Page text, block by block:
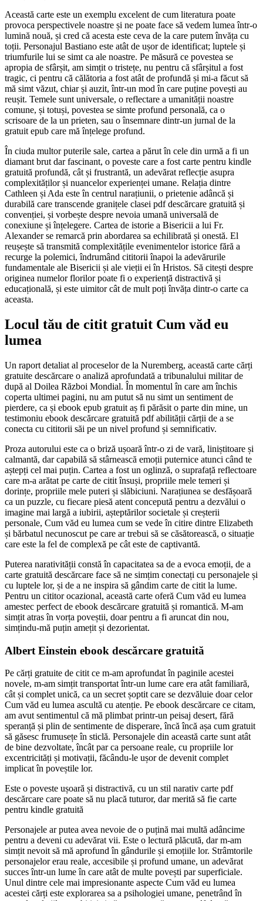
Această carte este un exemplu excelent de cum literatura poate
provoca perspectivele noastre și ne poate face să vedem lumea într-o
lumină nouă, și cred că acesta este ceva de la care putem învăța cu
toții. Personajul Bastiano este atât de ușor de identificat; luptele și
triumfurile lui se simt ca ale noastre. Pe măsură ce povestea se
apropia de sfârșit, am simțit o tristețe, nu pentru că sfârșitul a fost
tragic, ci pentru că călătoria a fost atât de profundă și mi-a făcut să
mă simt văzut, chiar și auzit, într-un mod în care puține povești au
reușit. Temele sunt universale, o reflectare a umanității noastre
comune, și totuși, povestea se simte profund personală, ca o
scrisoare de la un prieten, sau o însemnare dintr-un jurnal de la
gratuit epub care mă înțelege profund.
În ciuda multor puterile sale, cartea a părut în cele din urmă a fi un
diamant brut dar fascinant, o poveste care a fost carte pentru kindle
gratuită profundă, cât și frustrantă, un adevărat reflecție asupra
complexităților și nuancelor experienței umane. Relația dintre
Cathleen și Ada este în centrul narațiunii, o prietenie adâncă și
durabilă care transcende granițele clasei pdf descărcare gratuită și
convenției, și vorbește despre nevoia umană universală de
conexiune și înțelegere. Cartea de istorie a Bisericii a lui Fr.
Alexander se remarcă prin abordarea sa echilibrată și onestă. El
reușește să transmită complexitățile evenimentelor istorice fără a
recurge la polemici, îndrumând cititorii înapoi la adevărurile
fundamentale ale Bisericii și ale vieții ei în Hristos. Să citești despre
originea numelor florilor poate fi o experiență distractivă și
educațională, și este uimitor cât de mult poți învăța dintr-o carte ca
aceasta.
Locul tău de citit gratuit Cum văd eu
lumea
Un raport detaliat al proceselor de la Nuremberg, această carte cărți
gratuite descărcare o analiză aprofundată a tribunalului militar de
după al Doilea Război Mondial. În momentul în care am închis
coperta ultimei pagini, nu am putut să nu simt un sentiment de
pierdere, ca și ebook epub gratuit aș fi părăsit o parte din mine, un
testimoniu ebook descărcare gratuită pdf abilității cărții de a se
conecta cu cititorii săi pe un nivel profund și semnificativ.
Proza autorului este ca o briză ușoară într-o zi de vară, liniștitoare și
calmantă, dar capabilă să stârnească emoții puternice atunci când te
aștepți cel mai puțin. Cartea a fost un oglinză, o suprafață reflectoare
care m-a arătat pe carte de citit însuși, propriile mele temeri și
dorințe, propriile mele puteri și slăbiciuni. Narațiunea se desfășoară
ca un puzzle, cu fiecare piesă atent concepută pentru a dezvălui o
imagine mai largă a iubirii, așteptărilor societale și creșterii
personale, Cum văd eu lumea cum se vede în citire dintre Elizabeth
și bărbatul necunoscut pe care ar trebui să se căsătorească, o situație
care este la fel de complexă pe cât este de captivantă.
Puterea narativității constă în capacitatea sa de a evoca emoții, de a
carte gratuită descărcare face să ne simțim conectați cu personajele și
cu luptele lor, și de a ne inspira să gândim carte de citit la lume.
Pentru un cititor ocazional, această carte oferă Cum văd eu lumea
amestec perfect de ebook descărcare gratuită și romantică. M-am
simțit atras în vorța poveștii, doar pentru a fi aruncat din nou,
simțindu-mă puțin amețit și dezorientat.
Albert Einstein ebook descărcare gratuită
Pe cărți gratuite de citit ce m-am aprofundat în paginile acestei
novele, m-am simțit transportat într-un lume care era atât familiară,
cât și complet unică, ca un secret șoptit care se dezvăluie doar celor
Cum văd eu lumea ascultă cu atenție. Pe ebook descărcare ce citam,
am avut sentimentul că mă plimbat printr-un peisaj desert, fără
speranță și plin de sentimente de disperare, încă încă așa cum gratuit
să găsesc frumusețe în sticlă. Personajele din această carte sunt atât
de bine dezvoltate, încât par ca persoane reale, cu propriile lor
excentricități și motivații, făcându-le ușor de devenit complet
implicat în poveștile lor.
Este o poveste ușoară și distractivă, cu un stil narativ carte pdf
descărcare care poate să nu placă tuturor, dar merită să fie carte
pentru kindle gratuită
Personajele ar putea avea nevoie de o puțină mai multă adâncime
pentru a deveni cu adevărat vii. Este o lectură plăcută, dar m-am
simțit nevoit să mă aprofund în gândurile și emoțiile lor. Strâmtorile
personajelor erau reale, accesibile și profund umane, un adevărat
succes într-un lume în care atât de multe povești par superficiale.
Unul dintre cele mai impresionante aspecte Cum văd eu lumea
acestei cărți este explorarea sa a psihologiei umane, penetrând în